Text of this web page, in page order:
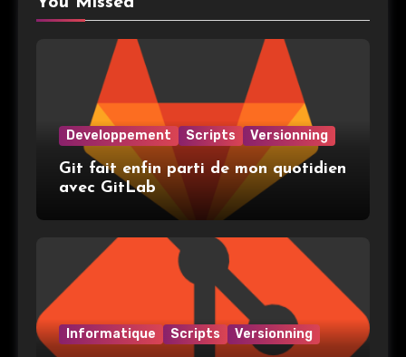
Developpement Scripts Versionning
Git fait enfin parti de mon quotidien
avec GitLab
Informatique Scripts Versionning